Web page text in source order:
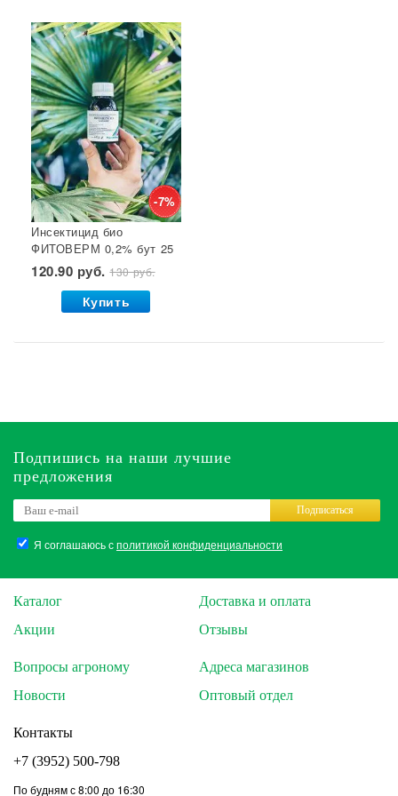
-7%
Инсектицид био
ФИТОВЕРМ 0,2% бут 25
мл ВХ 1/30
120.90 руб.130 руб.
Купить
Подпишись на наши лучшие
предложения
Я соглашаюсь сполитикой конфиденциальности
Подписаться
Каталог
Акции
Доставка и оплата
Отзывы
Вопросы агроному
Новости
Адреса магазинов
Оптовый отдел
Контакты
+7 (3952) 500-798
По будням с 8:00 до 16:30